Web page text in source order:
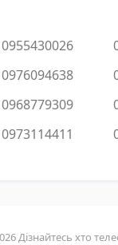
0955430026
0976094638
0968779309
0973114411
Дізнайтесь хто